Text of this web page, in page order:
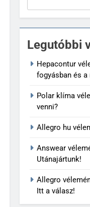
Legutóbbi
Hepacontur
fogyásban és a
Polar klíma
venni?
Allegro hu
Answear
Utánajártunk!
Allegro
Itt a válasz!